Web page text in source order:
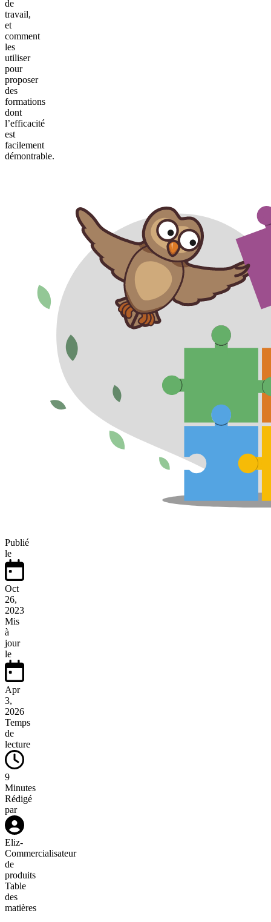
de
travail,
et
comment
les
utiliser
pour
proposer
des
formations
dont
l’efficacité
est
facilement
démontrable.
Publié
le
Oct
26,
2023
Mis
à
jour
le
Apr
3,
2026
Temps
de
lecture
9
Minutes
Rédigé
par
Eliz-
Commercialisateur
de
produits
Table
des
matières